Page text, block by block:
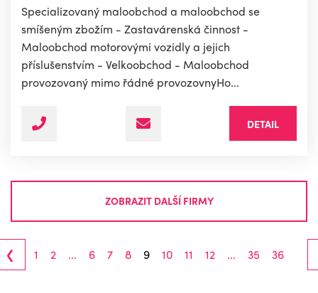
Specializovaný maloobchod a maloobchod se
smíšeným zbožím - Zastavárenská činnost -
Maloobchod motorovými vozidly a jejich
příslušenstvím - Velkoobchod - Maloobchod
provozovaný mimo řádné provozovnyHo...
DETAIL
ZOBRAZIT DALŠÍ FIRMY
‹ 1 2 ... 6 7 8 9 10 11 12 ... 35 36